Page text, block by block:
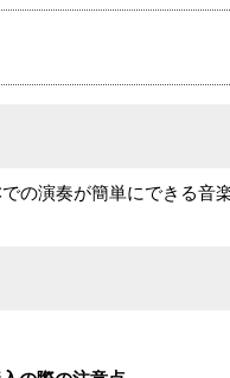
の演奏が簡単にできる音